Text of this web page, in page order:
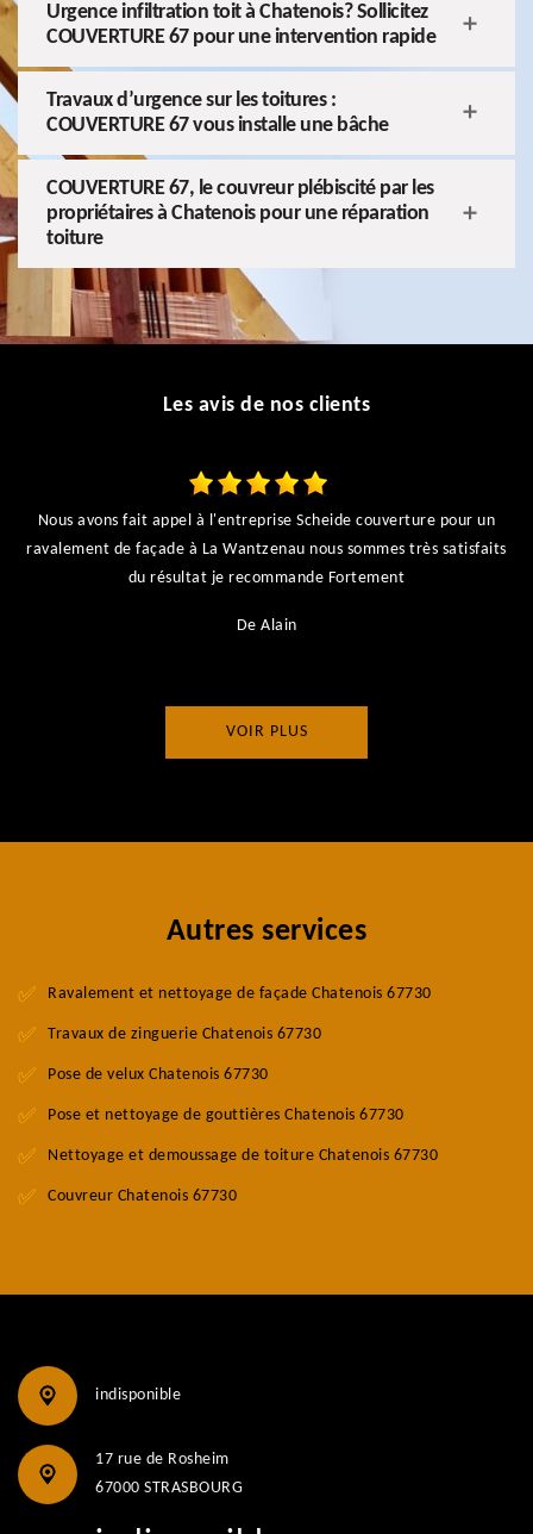
Urgence infiltration toit à Chatenois? Sollicitez
COUVERTURE 67 pour une intervention rapide
Travaux d’urgence sur les toitures :
COUVERTURE 67 vous installe une bâche
COUVERTURE 67, le couvreur plébiscité par les
propriétaires à Chatenois pour une réparation
toiture
Les avis de nos clients
Nous avons fait appel à l'entreprise Scheide couverture pour un
ravalement de façade à La Wantzenau nous sommes très satisfaits
du résultat je recommande Fortement
De Alain
VOIR PLUS
Autres services
Ravalement et nettoyage de façade Chatenois 67730
Travaux de zinguerie Chatenois 67730
Pose de velux Chatenois 67730
Pose et nettoyage de gouttières Chatenois 67730
Nettoyage et demoussage de toiture Chatenois 67730
Couvreur Chatenois 67730
indisponible
17 rue de Rosheim
67000 STRASBOURG